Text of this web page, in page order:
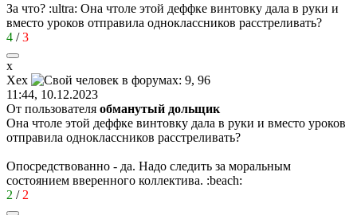
За что? :ultra: Она чтоле этой деффке винтовку дала в руки и
вместо уроков отправила одноклассников расстреливать?
4 /3
х
Хех
11:44, 10.12.2023
От пользователя обманутый дольщик
Она чтоле этой деффке винтовку дала в руки и вместо уроков
отправила одноклассников расстреливать?
Опосредствованно - да. Надо следить за моральным
состоянием вверенного коллектива. :beach:
2 / 2